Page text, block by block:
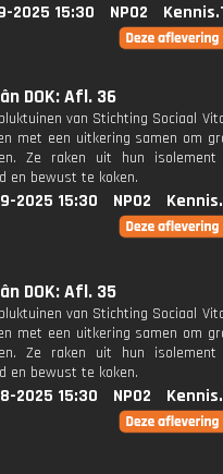
2025 15:30 NPO2
DOK: Afl. 36
van Stichting Sociaal
met een uitkering samen om
Ze raken uit hun
en bewust te koken.
2025 15:30 NPO2
DOK: Afl. 35
van Stichting Sociaal
met een uitkering samen om
Ze raken uit hun
en bewust te koken.
2025 15:30 NPO2